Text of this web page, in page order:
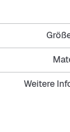
Weitere